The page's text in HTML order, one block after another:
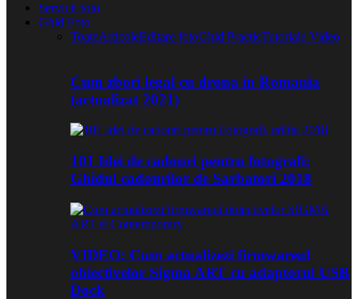
Servicii foto
Ghid Foto
ToateArticoleEditare fotoGhid PracticTutoriale Video
Cum zbori legal cu drona in Romania
(actualizat 2021)
101 Idei de cadouri pentru fotografi:
Ghidul cadourilor de Sarbatori 2018
VIDEO: Cum actualizezi firmwareul
obiectivelor Sigma ART cu adaptorul USB
Dock